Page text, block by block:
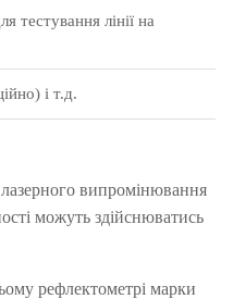
тестування лінії на
і т.д.
випромінювання
можуть здійснюватись
рефлектометрі марки